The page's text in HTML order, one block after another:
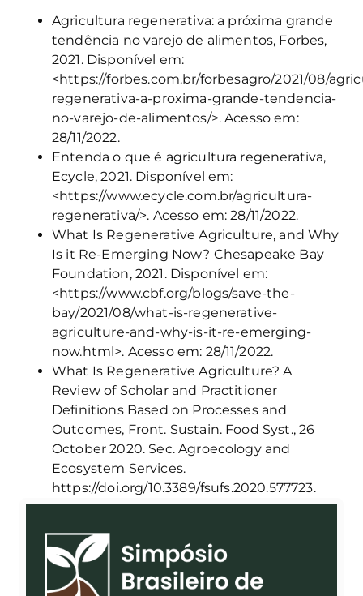
Agricultura regenerativa: a próxima grande
tendência no varejo de alimentos, Forbes,
2021. Disponível em:
<https://forbes.com.br/forbesagro/2021/08/
regenerativa-a-proxima-grande-tendencia-
no-varejo-de-alimentos/>. Acesso em:
28/11/2022.
Entenda o que é agricultura regenerativa,
Ecycle, 2021. Disponível em:
<https://www.ecycle.com.br/agricultura-
regenerativa/>. Acesso em: 28/11/2022.
What Is Regenerative Agriculture, and Why
Is it Re-Emerging Now? Chesapeake Bay
Foundation, 2021. Disponível em:
<https://www.cbf.org/blogs/save-the-
bay/2021/08/what-is-regenerative-
agriculture-and-why-is-it-re-emerging-
now.html>. Acesso em: 28/11/2022.
What Is Regenerative Agriculture? A
Review of Scholar and Practitioner
Definitions Based on Processes and
Outcomes, Front. Sustain. Food Syst., 26
October 2020. Sec. Agroecology and
Ecosystem Services.
https://doi.org/10.3389/fsufs.2020.577723.